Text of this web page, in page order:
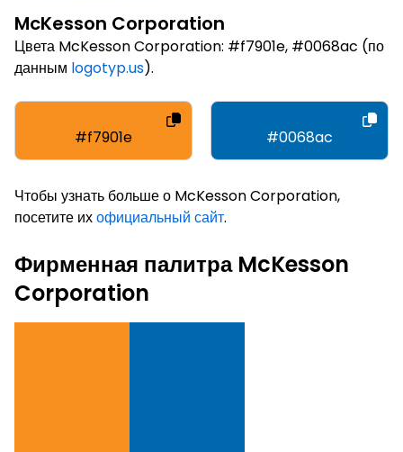
McKesson Corporation
Цвета McKesson Corporation: #f7901e, #0068ac (по
данным logotyp.us).
#f7901e #0068ac
Чтобы узнать больше о McKesson Corporation,
посетите ихофициальный сайт.
Фирменная палитра McKesson
Corporation